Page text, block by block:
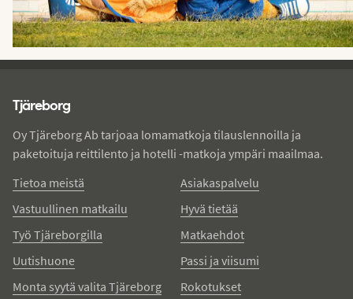
Tjäreborg
Oy Tjäreborg Ab tarjoaa lomamatkoja tilauslennoilla ja
paketoituja reittilento ja hotelli -matkoja ympäri maailmaa.
Tietoa meistä
Vastuullinen matkailu
Työ Tjäreborgilla
Uutishuone
Monta syytä valita Tjäreborg
Asiakaspalvelu
Hyvä tietää
Matkaehdot
Passi ja viisumi
Rokotukset